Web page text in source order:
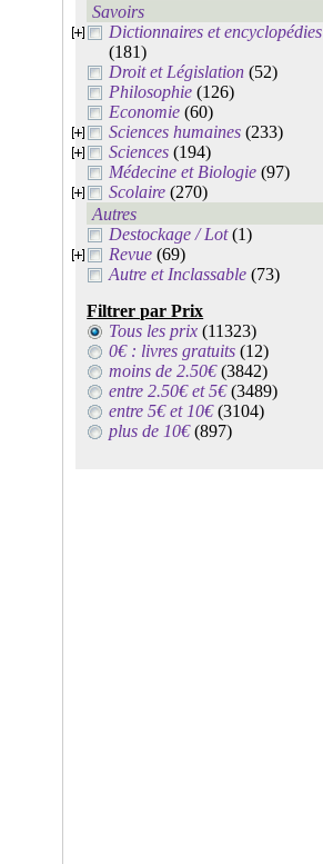
Savoirs
Dictionnaires et encyclopédies
(181)
Droit et Législation (52)
Philosophie (126)
Economie (60)
Sciences humaines (233)
Sciences (194)
Médecine et Biologie (97)
Scolaire (270)
Autres
Destockage / Lot(1)
Revue (69)
Autre et Inclassable (73)
Filtrer par Prix
Tous les prix(11323)
0€ : livres gratuits (12)
moins de 2.50€(3842)
entre 2.50€ et 5€(3489)
entre 5€ et 10€(3104)
plus de 10€(897)